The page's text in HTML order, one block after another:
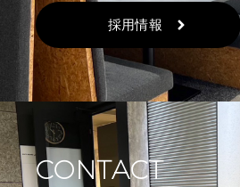
採用情報
CONTACT